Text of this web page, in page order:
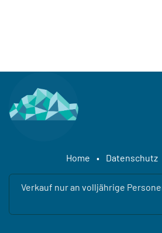
Home • Datenschutz
Verkauf nur an volljährige